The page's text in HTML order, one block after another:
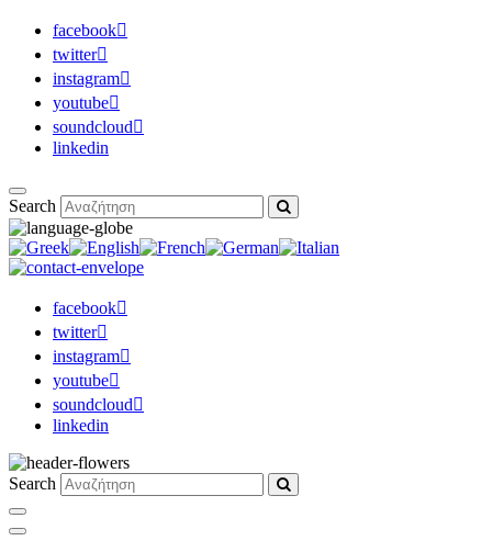
facebook
twitter
instagram
youtube
soundcloud
linkedin
Search
facebook
twitter
instagram
youtube
soundcloud
linkedin
Search